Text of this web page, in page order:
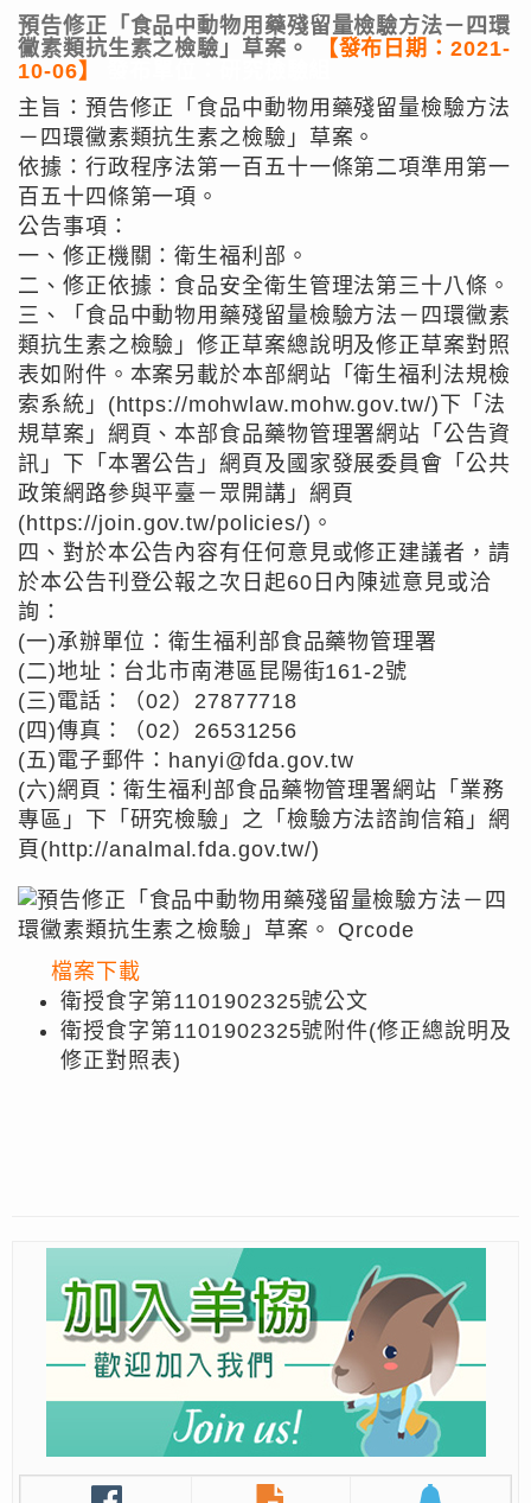
預告修正「食品中動物用藥殘留量檢驗方法－四環
黴素類抗生素之檢驗」草案。
【發布日期：2021-
10-06】
主旨：預告修正「食品中動物用藥殘留量檢驗方法
－四環黴素類抗生素之檢驗」草案。
依據：行政程序法第一百五十一條第二項準用第一
百五十四條第一項。
公告事項：
一、修正機關：衛生福利部。
二、修正依據：食品安全衛生管理法第三十八條。
三、「食品中動物用藥殘留量檢驗方法－四環黴素
類抗生素之檢驗」修正草案總說明及修正草案對照
表如附件。本案另載於本部網站「衛生福利法規檢
索系統」(https://mohwlaw.mohw.gov.tw/)下「法
規草案」網頁、本部食品藥物管理署網站「公告資
訊」下「本署公告」網頁及國家發展委員會「公共
政策網路參與平臺－眾開講」網頁
(https://join.gov.tw/policies/)。
四、對於本公告內容有任何意見或修正建議者，請
於本公告刊登公報之次日起60日內陳述意見或洽
詢：
(一)承辦單位：衛生福利部食品藥物管理署
(二)地址：台北市南港區昆陽街161-2號
(三)電話：（02）27877718
(四)傳真：（02）26531256
(五)電子郵件：hanyi@fda.gov.tw
(六)網頁：衛生福利部食品藥物管理署網站「業務
專區」下「研究檢驗」之「檢驗方法諮詢信箱」網
頁(http://analmal.fda.gov.tw/)
檔案下載
衛授食字第1101902325號公文
衛授食字第1101902325號附件(修正總說明及
修正對照表)